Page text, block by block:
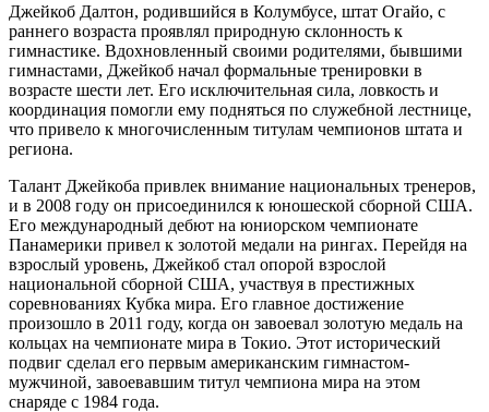
Джейкоб Далтон, родившийся в Колумбусе, штат Огайо, с
раннего возраста проявлял природную склонность к
гимнастике. Вдохновленный своими родителями, бывшими
гимнастами, Джейкоб начал формальные тренировки в
возрасте шести лет. Его исключительная сила, ловкость и
координация помогли ему подняться по служебной лестнице,
что привело к многочисленным титулам чемпионов штата и
региона.
Талант Джейкоба привлек внимание национальных тренеров,
и в 2008 году он присоединился к юношеской сборной США.
Его международный дебют на юниорском чемпионате
Панамерики привел к золотой медали на рингах. Перейдя на
взрослый уровень, Джейкоб стал опорой взрослой
национальной сборной США, участвуя в престижных
соревнованиях Кубка мира. Его главное достижение
произошло в 2011 году, когда он завоевал золотую медаль на
кольцах на чемпионате мира в Токио. Этот исторический
подвиг сделал его первым американским гимнастом-
мужчиной, завоевавшим титул чемпиона мира на этом
снаряде с 1984 года.